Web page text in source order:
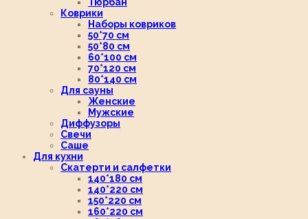
Коврики
Наборы ковриков
50*70 см
50*80 см
60*100 см
70*120 см
80*140 см
Для сауны
Женские
Мужские
Диффузоры
Свечи
Саше
Для кухни
Скатерти и салфетки
140*180 см
140*220 см
150*220 см
160*220 см